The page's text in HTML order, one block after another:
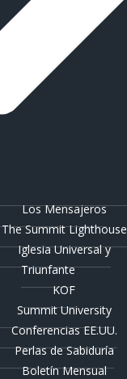
Los Mensajeros
The Summit Lighthouse
Iglesia Universal y
Triunfante
KOF
Summit University
Conferencias EE.UU.
Perlas de Sabiduría
Boletín Mensual